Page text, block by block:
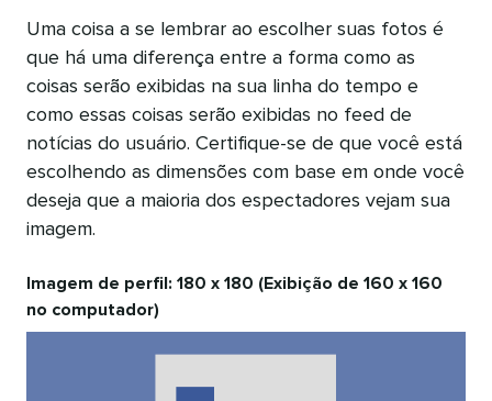
Uma coisa a se lembrar ao escolher suas fotos é
que há uma diferença entre a forma como as
coisas serão exibidas na sua linha do tempo e
como essas coisas serão exibidas no feed de
notícias do usuário. Certifique-se de que você está
escolhendo as dimensões com base em onde você
deseja que a maioria dos espectadores vejam sua
imagem.
Imagem de perfil: 180 x 180 (Exibição de 160 x 160
no computador)